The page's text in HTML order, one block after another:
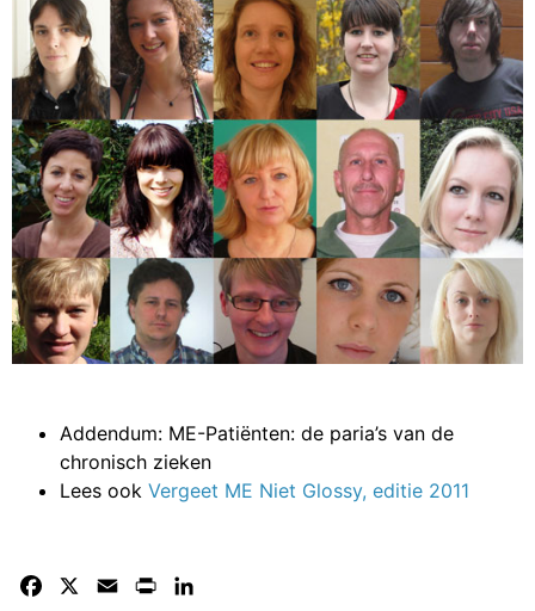
Addendum: ME-Patiënten: de paria’s van de
chronisch zieken
Lees ook Vergeet ME Niet Glossy, editie 2011
Facebook Email Print